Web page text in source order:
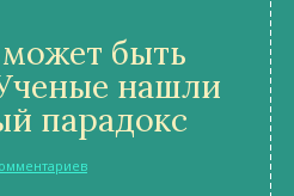
быть
нашли
парадокс